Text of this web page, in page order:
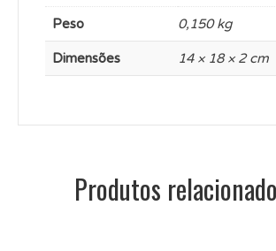
Peso 0,150 kg
Dimensões 14 × 18 × 2 cm
Produtos